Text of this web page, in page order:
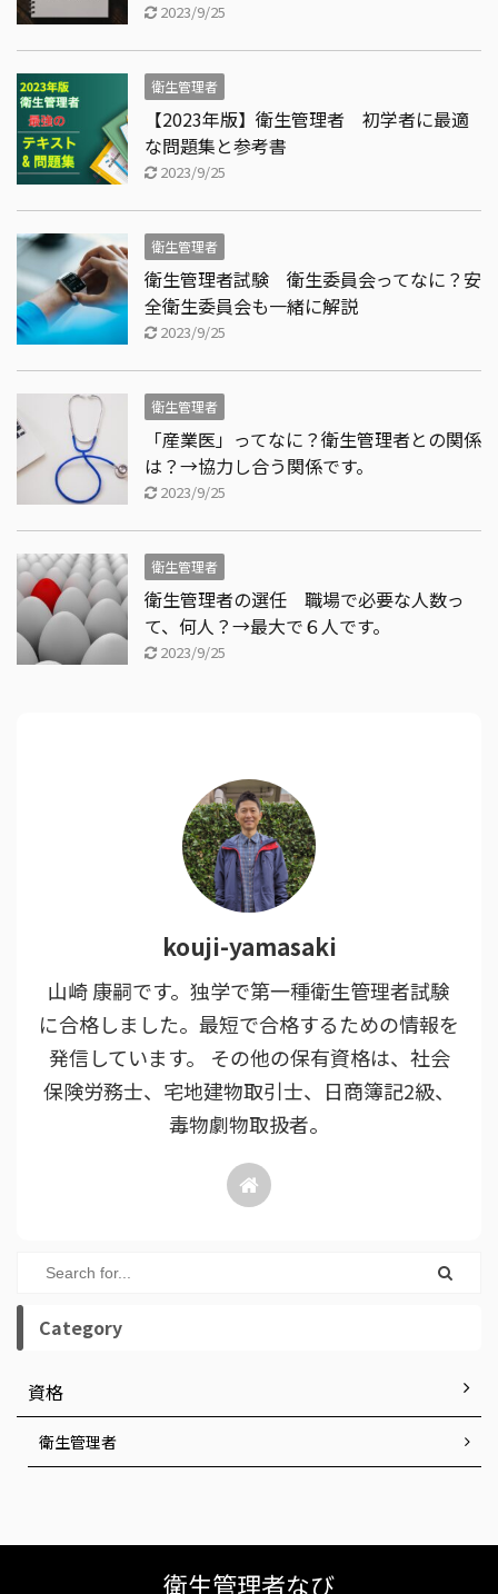
2023/9/25
衛生管理者
【2023年版】衛生管理者 初学者に最適
な問題集と参考書
2023/9/25
衛生管理者
衛生管理者試験 衛生委員会ってなに？安
全衛生委員会も一緒に解説
2023/9/25
衛生管理者
「産業医」ってなに？衛生管理者との関係
は？→協力し合う関係です。
2023/9/25
衛生管理者
衛生管理者の選任 職場で必要な人数っ
て、何人？→最大で６人です。
2023/9/25
kouji-yamasaki
山崎 康嗣です。独学で第一種衛生管理者試験
に合格しました。最短で合格するための情報を
発信しています。 その他の保有資格は、社会
保険労務士、宅地建物取引士、日商簿記2級、
毒物劇物取扱者。
Category
資格
衛生管理者
衛生管理者なび